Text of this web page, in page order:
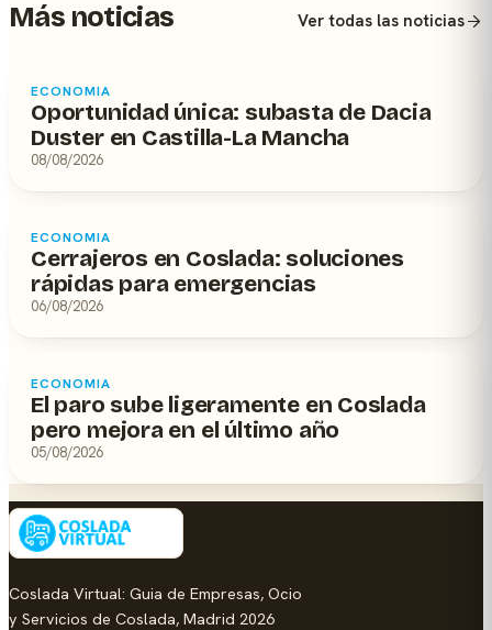
Más noticias Ver todas las noticias
ECONOMIA
Oportunidad única: subasta de Dacia
Duster en Castilla-La Mancha
08/08/2026
ECONOMIA
Cerrajeros en Coslada: soluciones
rápidas para emergencias
06/08/2026
ECONOMIA
El paro sube ligeramente en Coslada
pero mejora en el último año
05/08/2026
Coslada Virtual: Guia de Empresas, Ocio
y Servicios de Coslada, Madrid 2026